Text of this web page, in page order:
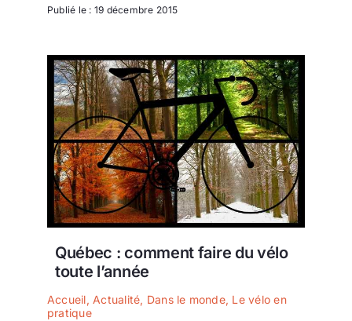
Publié le : 19 décembre 2015
Québec : comment faire du vélo
toute l’année
Accueil, Actualité, Dans le monde, Le vélo en
pratique